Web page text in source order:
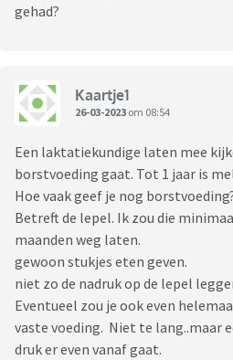
gehad?
Kaartje1
26-03-2023 om 08:54
Een laktatiekundige laten mee
borstvoeding gaat. Tot 1 jaar is
Hoe vaak geef je nog
Betreft de lepel. Ik zou die
maanden weg laten.
gewoon stukjes eten geven.
niet zo de nadruk op de lepel
Eventueel zou je ook even
vaste voeding. Niet te lang..maar
druk er even vanaf gaat.